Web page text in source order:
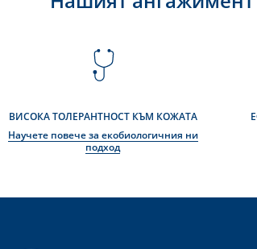
ВИСОКА ТОЛЕРАНТНОСТ КЪМ КОЖАТА
Научете повече за екобиологичния ни
подход